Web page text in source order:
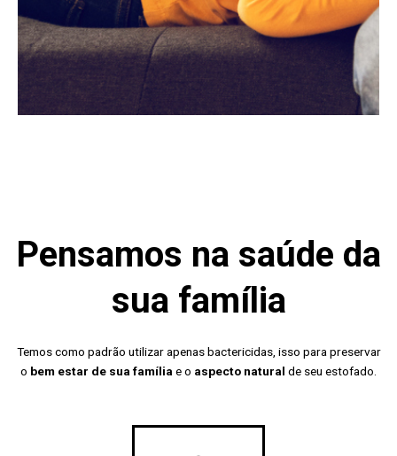
Pensamos na saúde da
sua família
Temos como padrão utilizar apenas bactericidas, isso para preservar
o bem estar de sua família e o aspecto natural de seu estofado.